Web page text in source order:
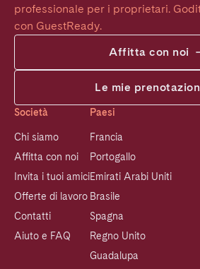
professionale per i proprietari.
con GuestReady.
Affitta con noi
Le mie
Società
Chi siamo
Affitta con noi
Invita i tuoi amici
Offerte di lavoro
Contatti
Aiuto e FAQ
Paesi
Francia
Portogallo
Emirati Arabi Uniti
Brasile
Spagna
Regno Unito
Guadalupa